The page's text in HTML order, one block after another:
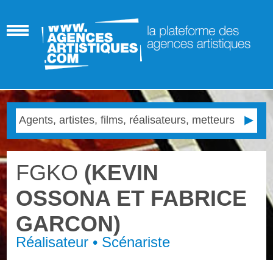
FGKO (KEVIN
OSSONA ET FABRICE
GARCON)
Réalisateur • Scénariste